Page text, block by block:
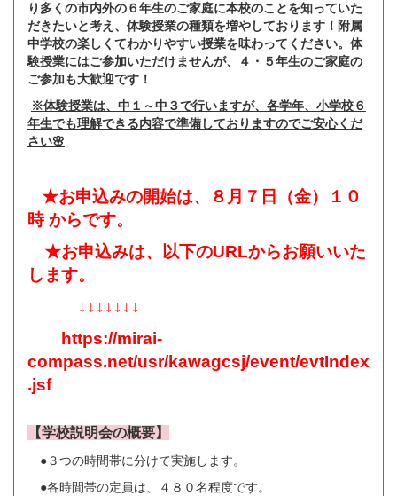
り多くの市内外の６年生のご家庭に本校のことを知っていた
だきたいと考え、体験授業の種類を増やしております！附属
中学校の楽しくてわかりやすい授業を味わってください。体
験授業にはご参加いただけませんが、４・５年生のご家庭の
ご参加も大歓迎です！
※体験授業は、中１～中３で行いますが、各学年、小学校６
年生でも理解できる内容で準備しておりますのでご安心くだ
さい🌸
★お申込みの開始は、８月７日（金）１０
時 からです。
★お申込みは、以下のURLからお願いいた
します。
↓↓↓↓↓↓↓
https://mirai-
compass.net/usr/kawagcsj/event/evtIndex
.jsf
【学校説明会の概要】
●３つの時間帯に分けて実施します。
●各時間帯の定員は、４８０名程度です。